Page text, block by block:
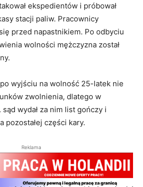
ekspedientów i próbował
stacji paliw. Pracownicy
przed napastnikiem. Po odbyciu
wolności mężczyzna został
wyjściu na wolność 25-latek nie
zwolnienia, dlatego w
wydał za nim list gończy i
pozostałej części kary.
Reklama